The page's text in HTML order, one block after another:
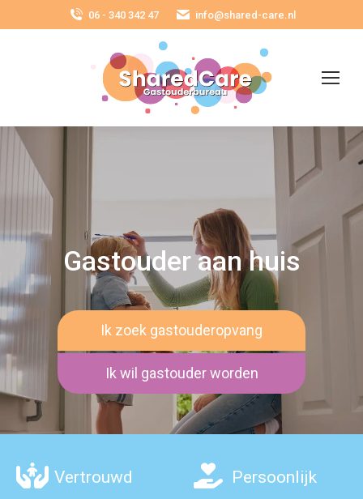
06 - 340 342 47 info@shared-care.nl
Gastouder aan huis
Ik zoek gastouderopvang
Ik wil gastouder worden
Vertrouwd Persoonlijk